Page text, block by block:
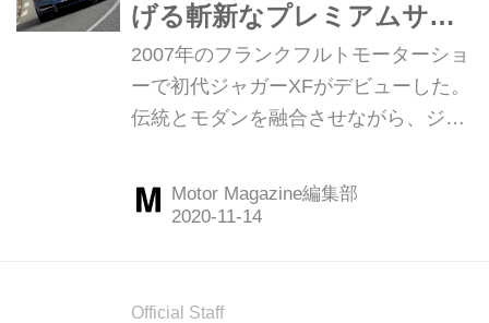
げる斬新なプレミアムサル
ーンだった
2007年のフランクフルトモーターショ
ーで初代ジャガーXFがデビューした。
伝統とモダンを融合させながら、ジャ
を感じさせるモデルだった。ポジショ
ン的にはSタイプの後継といえるXFは
際試乗会の模様を振り返ってみよう。
Motor Magazine編集部
Official Staff